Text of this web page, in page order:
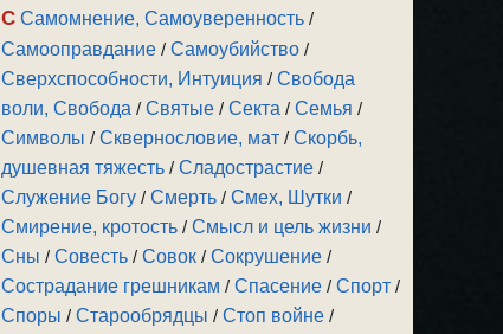
С Самомнение, Самоуверенность /
Самооправдание /Самоубийство /
Сверхспособности, Интуиция /Свобода
воли, Свобода /Святые /Секта /Семья /
Символы /Сквернословие, мат /Скорбь,
душевная тяжесть /Сладострастие /
Служение Богу /Смерть /Смех, Шутки /
Смирение, кротость /Смысл и цель жизни /
Сны /Совесть /Совок /Сокрушение /
Сострадание грешникам /Спасение /Спорт /
Споры /Старообрядцы /Стоп войне /